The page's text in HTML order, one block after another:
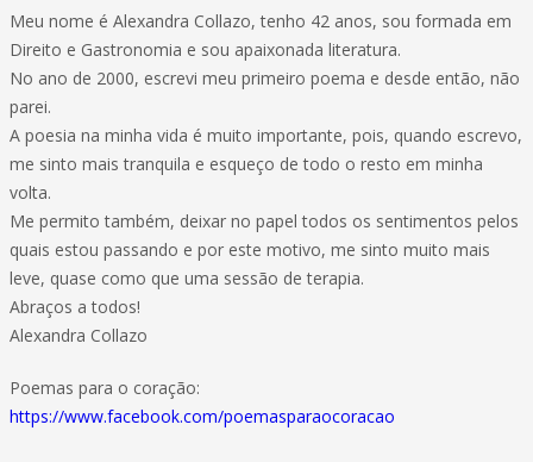
Meu nome é Alexandra Collazo, tenho 42 anos, sou formada em
Direito e Gastronomia e sou apaixonada literatura.
No ano de 2000, escrevi meu primeiro poema e desde então, não
parei.
A poesia na minha vida é muito importante, pois, quando escrevo,
me sinto mais tranquila e esqueço de todo o resto em minha
volta.
Me permito também, deixar no papel todos os sentimentos pelos
quais estou passando e por este motivo, me sinto muito mais
leve, quase como que uma sessão de terapia.
Abraços a todos!
Alexandra Collazo
Poemas para o coração:
https://www.facebook.com/poemasparaocoracao